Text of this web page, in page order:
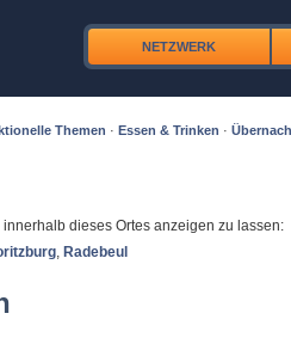
NETZWERK
Themen · Essen & Trinken ·
dieses Ortes anzeigen zu lassen:
, Radebeul